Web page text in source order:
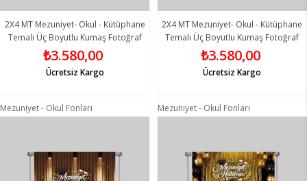
2X4 MT Mezuniyet- Okul - Kütüphane
Temalı Üç Boyutlu Kumaş Fotoğraf
Fonları 15 - Fabric Photography
Backdrop
₺3.580,00
Ücretsiz Kargo
2X4 MT Mezuniyet- Okul - Kütüphane
Temalı Üç Boyutlu Kumaş Fotoğraf
Fonları 16 - Fabric Photography
Backdrop
₺3.580,00
Ücretsiz Kargo
Mezuniyet - Okul Fonları Mezuniyet - Okul Fonları